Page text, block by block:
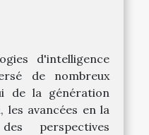
d'intelligence
de nombreux
de la génération
les avancées en la
perspectives